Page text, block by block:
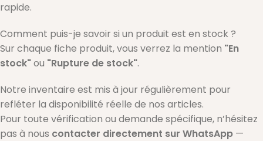
rapide.
Comment puis-je savoir si un produit est en stock ?
Sur chaque fiche produit, vous verrez la mention "En
stock"ou "Rupture de stock".
Notre inventaire est mis à jour régulièrement pour
refléter la disponibilité réelle de nos articles.
Pour toute vérification ou demande spécifique, n’hésitez
pas à nous contacter directement sur WhatsApp —